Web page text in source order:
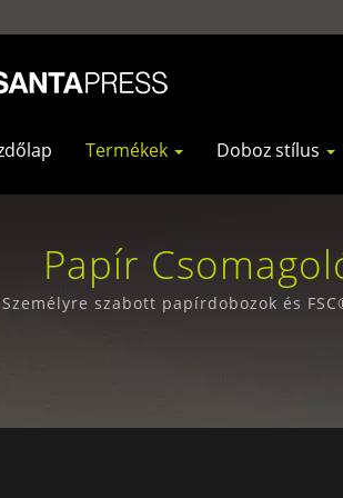
Termékek Doboz stílus
Papír
Beszállítók
Személyre szabott papírdobozok és